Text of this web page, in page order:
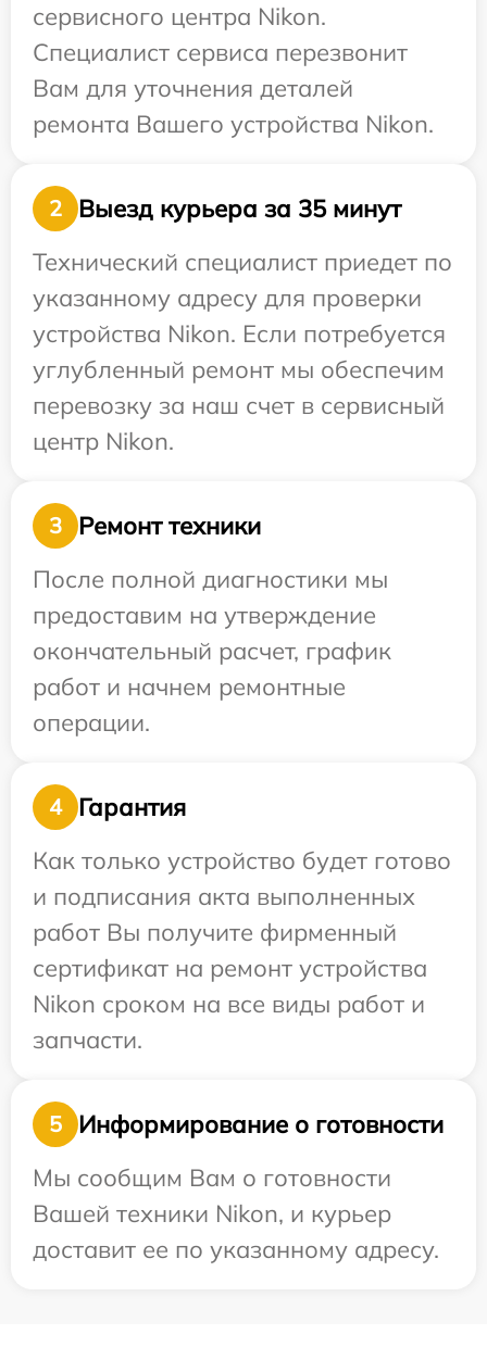
сервисного центра Nikon.
Специалист сервиса перезвонит
Вам для уточнения деталей
ремонта Вашего устройства Nikon.
2
Выезд курьера за 35 минут
Технический специалист приедет по
указанному адресу для проверки
устройства Nikon. Если потребуется
углубленный ремонт мы обеспечим
перевозку за наш счет в сервисный
центр Nikon.
3
Ремонт техники
После полной диагностики мы
предоставим на утверждение
окончательный расчет, график
работ и начнем ремонтные
операции.
4
Гарантия
Как только устройство будет готово
и подписания акта выполненных
работ Вы получите фирменный
сертификат на ремонт устройства
Nikon сроком на все виды работ и
запчасти.
5
Информирование о готовности
Мы сообщим Вам о готовности
Вашей техники Nikon, и курьер
доставит ее по указанному адресу.